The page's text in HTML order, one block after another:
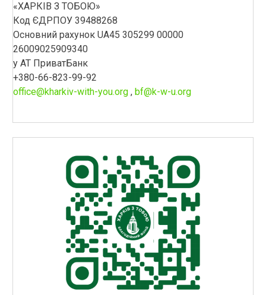
«ХАРКІВ З ТОБОЮ»
Код ЄДРПОУ 39488268
Основний рахунок UA45 305299 00000
26009025909340
у АТ ПриватБанк
+380-66-823-99-92
office@kharkiv-with-you.org, bf@k-w-u.org